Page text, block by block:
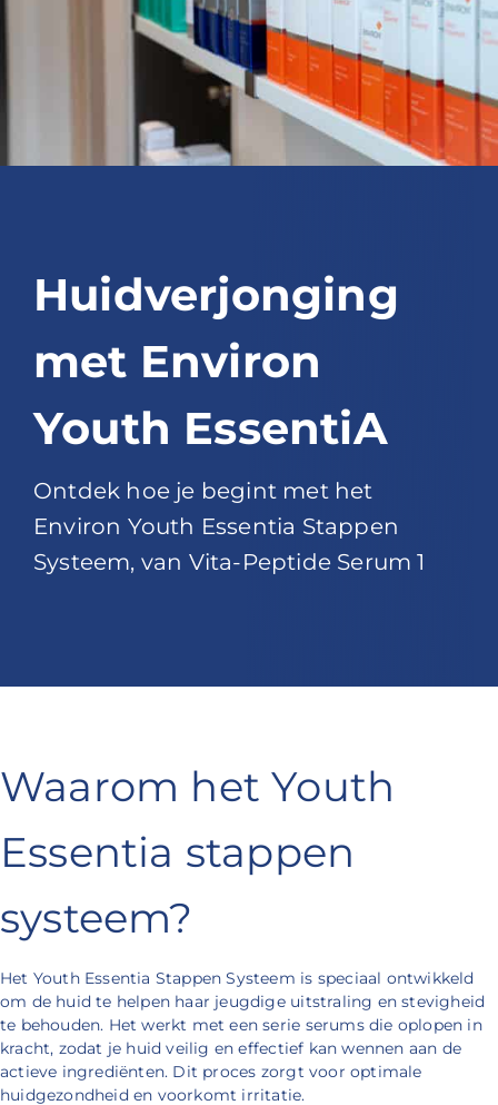
Huidverjonging
met Environ
Youth EssentiA
Ontdek hoe je begint met het
Environ Youth Essentia Stappen
Systeem, van Vita-Peptide Serum 1
Waarom het Youth
Essentia stappen
systeem?
Het Youth Essentia Stappen Systeem is speciaal ontwikkeld
om de huid te helpen haar jeugdige uitstraling en stevigheid
te behouden. Het werkt met een serie serums die oplopen in
kracht, zodat je huid veilig en effectief kan wennen aan de
actieve ingrediënten. Dit proces zorgt voor optimale
huidgezondheid en voorkomt irritatie.